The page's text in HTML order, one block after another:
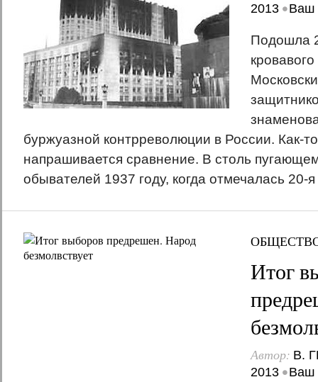
2013 •Ваш
Подошла
буржуазной контрреволюции в России. Как-
напрашивается сравнение. В столь
обывателей 1937 году, когда отмечалась 20-
Итог
Автор: В.
2013 •Ваш